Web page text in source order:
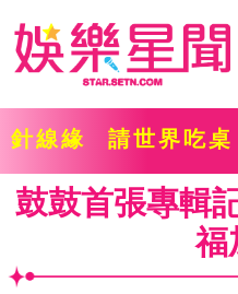
針線緣 請世界吃桌
鼓鼓首張專輯
福